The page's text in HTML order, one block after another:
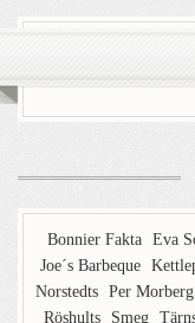
Bonnier Fakta Eva
Joe´s Barbeque
Norstedts Per
Röshults
Smeg